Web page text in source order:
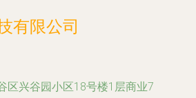
有限公司
区兴谷园小区18号楼1层商业7